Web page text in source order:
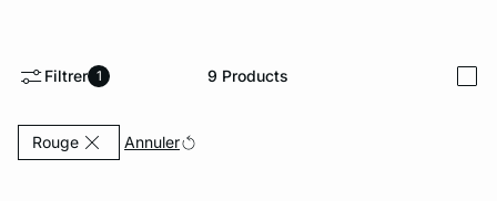
Filtrer 1 9 Products
RougeCurrently Refined by Couleurs: Rouge
Annuler